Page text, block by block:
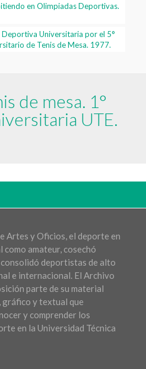
en Olimpiadas Deportivas.
Universitaria por el 5°
de Tenis de Mesa. 1977.
de mesa. 1°
UTE.
Artes y Oficios, el deporte en
amateur, cosechó
deportistas de alto
e internacional. El Archivo
parte de su material
y textual que
y comprender los
en la Universidad Técnica